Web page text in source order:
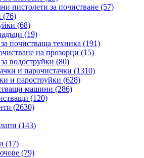
пистолети за почистване (57)
(76)
(68)
(19)
почистваща техника (191)
на прозорци (15)
водоструйки (80)
и парочистачки (1310)
и пароструйки (628)
машини (286)
(120)
(2630)
(143)
(17)
(79)